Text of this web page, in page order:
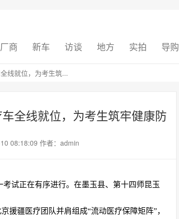
厂商 新车 访谈 地方 实拍 导购
线就位，为考生筑...
全线就位，为考生筑牢健康防
08:18:09 作者：admin
试正在有序进行。在墨玉县、第十四师昆玉
援疆医疗团队并肩组成“流动医疗保障矩阵”，